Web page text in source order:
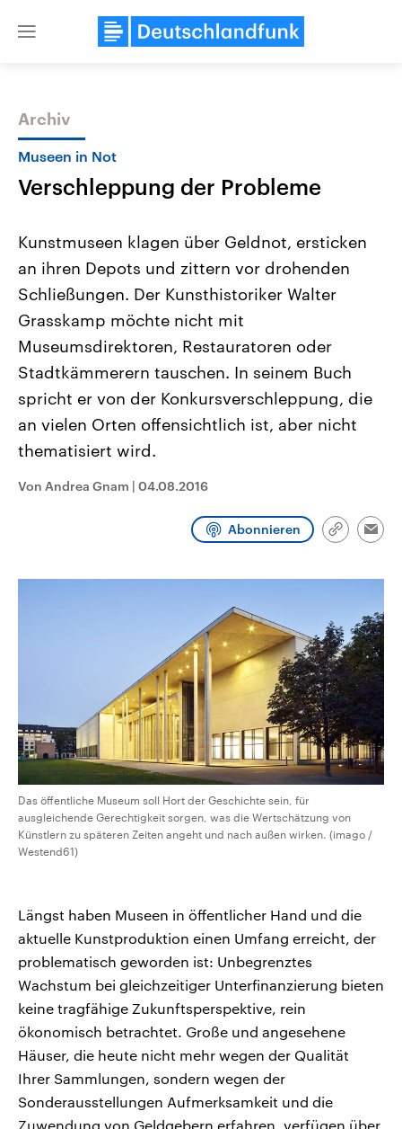
Close
Themen
USA
Aktuelle Beiträge, Analysen und
Hintergründe
Wirtschaftlich und militärisch
gehören die Vereinigten Staaten zu
mit großem Einfluss auf das
Nahostkonflikt
Aktuelle Lage und
Der Überfall der
Terrororganisation Hamas
Oktober 2023 auf Israel
Israel möchte die Hamas
Libanon vom Iran
Sendungen Programm
Archiv
Museen in Not
Verschleppung der Probleme
Kunstmuseen klagen über Geldnot, ersticken
an ihren Depots und zittern vor drohenden
Schließungen. Der Kunsthistoriker Walter
Grasskamp möchte nicht mit
Museumsdirektoren, Restauratoren oder
Stadtkämmerern tauschen. In seinem Buch
spricht er von der Konkursverschleppung, die
an vielen Orten offensichtlich ist, aber nicht
thematisiert wird.
Von Andrea Gnam | 04.08.2016
Abonnieren
Link
Das öffentliche Museum soll Hort der Geschichte sein, für
ausgleichende Gerechtigkeit sorgen, was die Wertschätzung von
Künstlern zu späteren Zeiten angeht und nach außen wirken. (imago /
Westend61)
Längst haben Museen in öffentlicher Hand und die
aktuelle Kunstproduktion einen Umfang erreicht, der
problematisch geworden ist: Unbegrenztes
Wachstum bei gleichzeitiger Unterfinanzierung bieten
keine tragfähige Zukunftsperspektive, rein
ökonomisch betrachtet. Große und angesehene
Häuser, die heute nicht mehr wegen der Qualität
Ihrer Sammlungen, sondern wegen der
Sonderausstellungen Aufmerksamkeit und die
Zuwendung von Geldgebern erfahren, verfügen über